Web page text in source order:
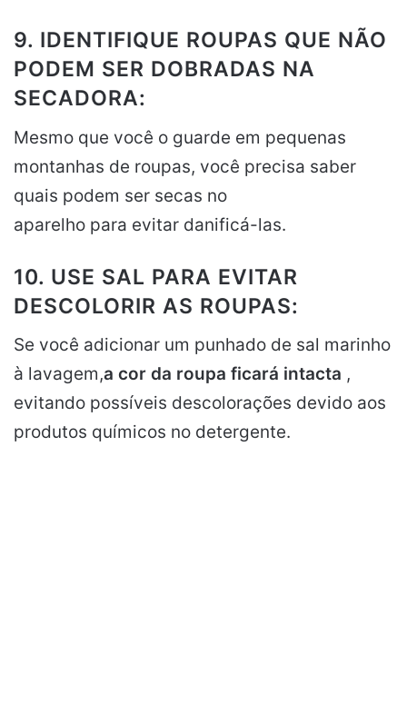
9. IDENTIFIQUE ROUPAS QUE NÃO
PODEM SER DOBRADAS NA
SECADORA:
Mesmo que você o guarde em pequenas
montanhas de roupas, você precisa saber
quais podem ser secas no
aparelho para evitar danificá-las.
10. USE SAL PARA EVITAR
DESCOLORIR AS ROUPAS:
Se você adicionar um punhado de sal marinho
à lavagem,a cor da roupa ficará intacta ,
evitando possíveis descolorações devido aos
produtos químicos no detergente.